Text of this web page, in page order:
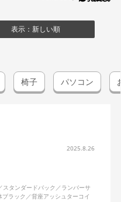
表示：新しい順
椅子 パソコン
2025.8.26
タンダードバック／ランバーサ
ラック／背座アッシュターコイ